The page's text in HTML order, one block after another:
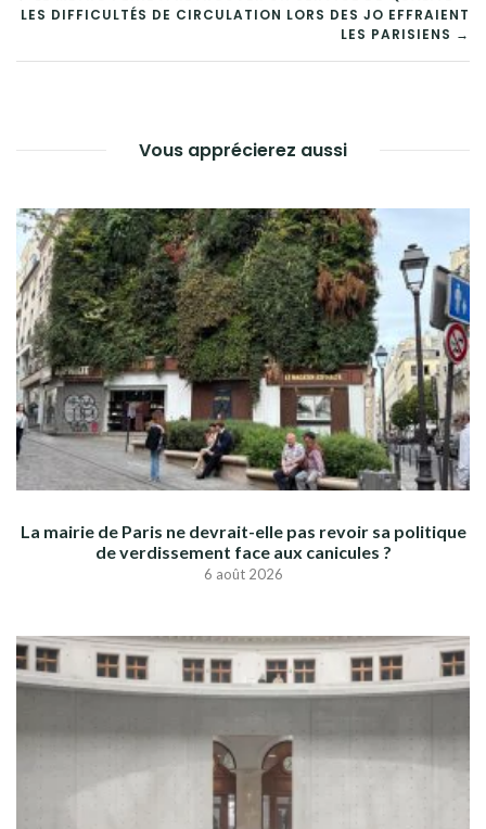
DE
LES DIFFICULTÉS DE CIRCULATION LORS DES JO EFFRAIENT
LES PARISIENS →
Vous apprécierez aussi
La mairie de Paris ne devrait-elle pas revoir sa politique
de verdissement face aux canicules ?
6 août 2026